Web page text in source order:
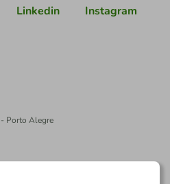
Linkedin Instagram
Porto Alegre